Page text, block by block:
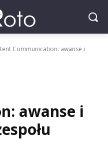
Communication: awanse i
awanse i